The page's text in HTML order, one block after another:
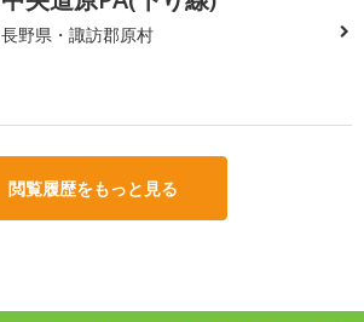
長野県・諏訪郡原村
閲覧履歴をもっと見る